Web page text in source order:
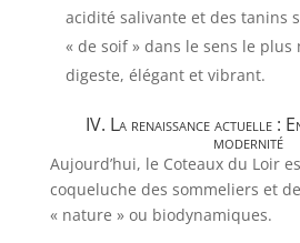
acidité salivante et des tanins
« de soif » dans le sens le
digeste, élégant et vibrant.
IV. La renaissance actuelle :
modernité
Aujourd’hui, le Coteaux du Loir
coqueluche des sommeliers et
« nature » ou biodynamiques.